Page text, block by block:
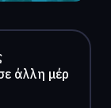
άλλη μέρ